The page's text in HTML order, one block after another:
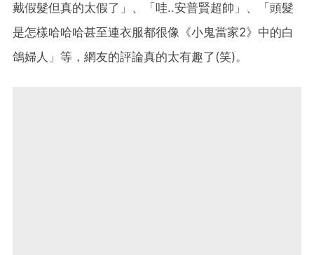
戴假髮但真的太假了」、「哇..安普賢超帥」、「頭髮
是怎樣哈哈哈甚至連衣服都很像《小鬼當家2》中的白
鴿婦人」等，網友的評論真的太有趣了(笑)。